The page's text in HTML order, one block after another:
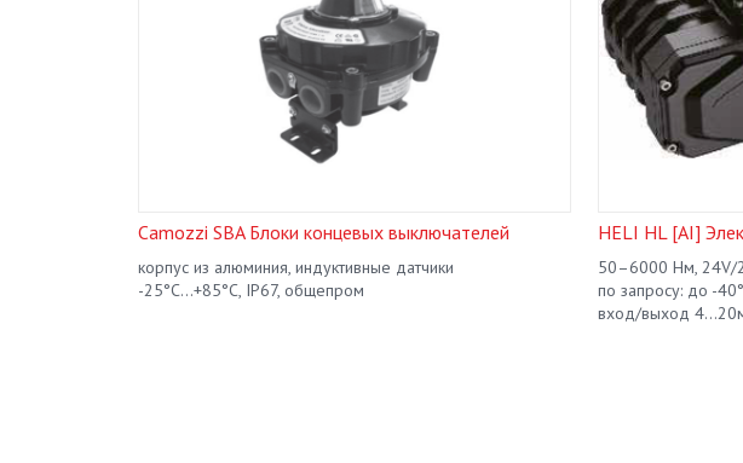
Camozzi SBA Блоки концевых выключателей
корпус из алюминия, индуктивные датчики
-25°С...+85°С, IP67, общепром
HELI HL [AI]
50–6000 Нм, 24V/
по запросу: до -
вход/выход